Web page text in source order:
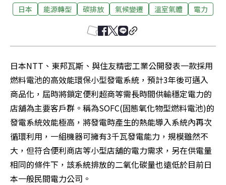
日本 能源轉型 碳排放 氣候變遷 溫室氣體 電力
日本NTT、東邦瓦斯、與住友精密工業公開發表一款採用
燃料電池的高效能環保小型發電系統，預計3年後可邁入
商品化，屆時將鎖定便利超商等需長時間供輸穩定電力的
店舖為主要客戶群。稱為SOFC(固態氧化物型燃料電池)的
發電系統效能極高，將發電時產生的熱能導入系統內再次
循環利用，一組機器可擁有3千瓦發電能力，規模雖然不
大，但符合便利商店等小型店舖的電力需求，另在供電量
相同的條件下，該系統排放的二氧化碳量也遠低於目前日
本一般民間電力公司。